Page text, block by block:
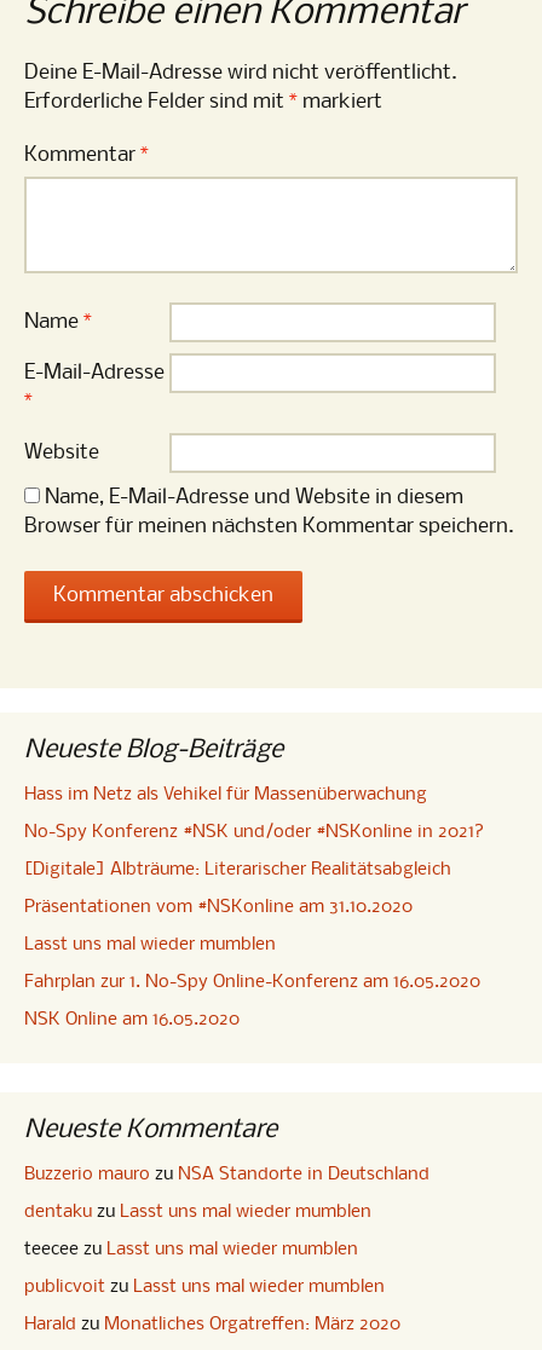
Schreibe einen Kommentar
Deine E-Mail-Adresse wird nicht veröffentlicht.
Erforderliche Felder sind mit * markiert
Kommentar *
Name *
E-Mail-Adresse
*
Website
Name, E-Mail-Adresse und Website in diesem
Browser für meinen nächsten Kommentar speichern.
Neueste Blog-Beiträge
Hass im Netz als Vehikel für Massenüberwachung
No-Spy Konferenz #NSK und/oder #NSKonline in 2021?
[Digitale] Albträume: Literarischer Realitätsabgleich
Präsentationen vom #NSKonline am 31.10.2020
Lasst uns mal wieder mumblen
Fahrplan zur 1. No-Spy Online-Konferenz am 16.05.2020
NSK Online am 16.05.2020
Neueste Kommentare
Buzzerio mauro zu NSA Standorte in Deutschland
dentaku zu Lasst uns mal wieder mumblen
teecee zu Lasst uns mal wieder mumblen
publicvoit zu Lasst uns mal wieder mumblen
Harald zu Monatliches Orgatreffen: März 2020